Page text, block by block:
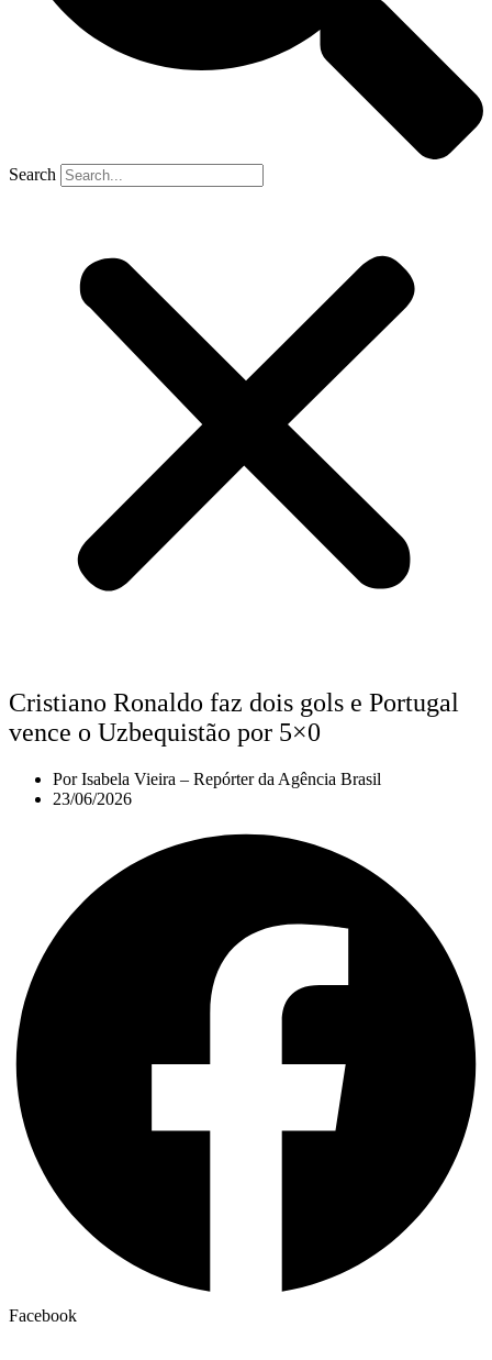
Search
Cristiano Ronaldo faz dois gols e Portugal
vence o Uzbequistão por 5×0
PorIsabela Vieira – Repórter da Agência Brasil
23/06/2026
Facebook